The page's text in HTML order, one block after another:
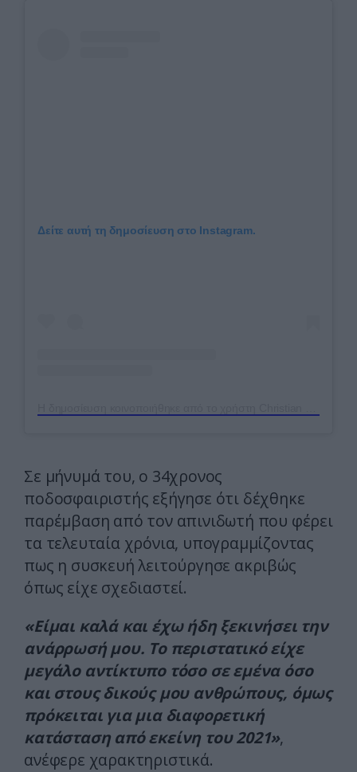
Δείτε αυτή τη δημοσίευση στο Instagram.
Σε μήνυμά του, ο 34χρονος
ποδοσφαιριστής εξήγησε ότι δέχθηκε
παρέμβαση από τον απινιδωτή που φέρει
τα τελευταία χρόνια, υπογραμμίζοντας
πως η συσκευή λειτούργησε ακριβώς
όπως είχε σχεδιαστεί.
«Είμαι καλά και έχω ήδη ξεκινήσει την
ανάρρωσή μου. Το περιστατικό είχε
μεγάλο αντίκτυπο τόσο σε εμένα όσο
και στους δικούς μου ανθρώπους, όμως
πρόκειται για μια διαφορετική
κατάσταση από εκείνη του 2021»,
ανέφερε χαρακτηριστικά.